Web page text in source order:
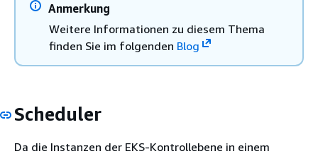
Anmerkung
Weitere Informationen zu diesem Thema
finden Sie im folgenden Blog
Scheduler
Da die Instanzen der EKS-Kontrollebene in einem